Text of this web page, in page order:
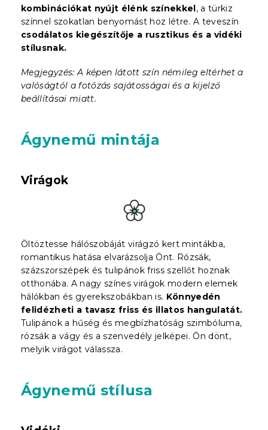
kombinációkat nyújt élénk színekkel, a türkiz
színnel szokatlan benyomást hoz létre. A teveszín
csodálatos kiegészítője a rusztikus és a vidéki
stílusnak.
Megjegyzés: A képen látott szín némileg eltérhet a
valóságtól a fotózás sajátosságai és a kijelző
beállításai miatt.
Ágynemű mintája
Virágok
Öltöztesse hálószobáját virágzó kert mintákba,
romantikus hatása elvarázsolja Önt. Rózsák,
százszorszépek és tulipánok friss szellőt hoznak
otthonába. A nagy színes virágok modern elemek
hálókban és gyerekszobákban is. Könnyedén
felidézheti a tavasz friss és illatos hangulatát.
Tulipánok a hűség és megbízhatóság szimbóluma,
rózsák a vágy és a szenvedély jelképei. Ön dönt,
melyik virágot válassza.
Ágynemű stílusa